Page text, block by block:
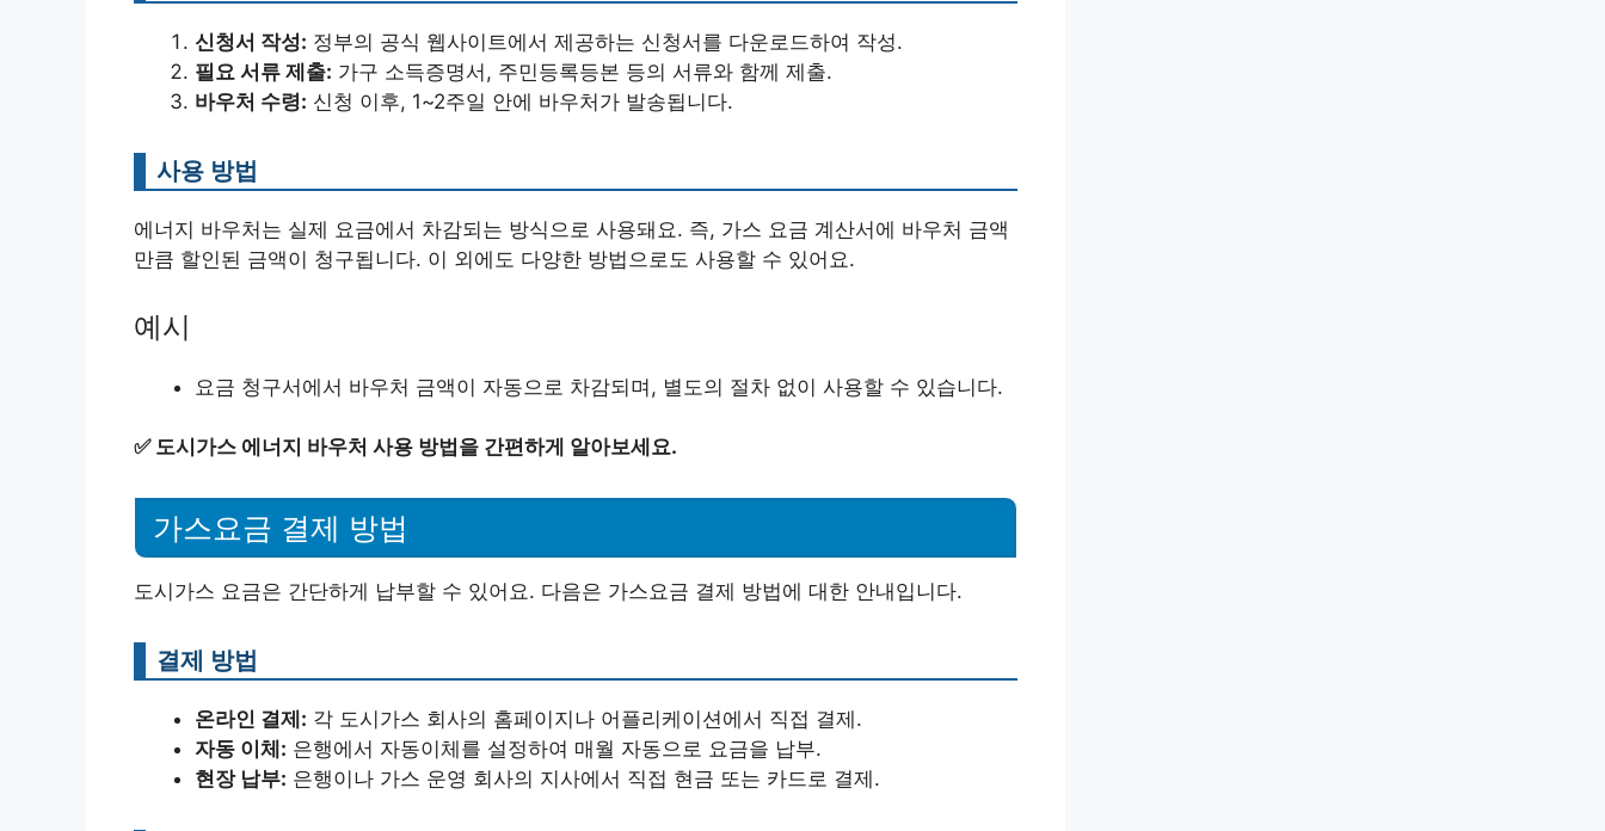
신청서 작성: 정부의 공식 웹사이트에서 제공하는 신청서를 다운로드하여 작성.
필요 서류 제출: 가구 소득증명서, 주민등록등본 등의 서류와 함께 제출.
바우처 수령: 신청 이후, 1~2주일 안에 바우처가 발송됩니다.
사용 방법
에너지 바우처는 실제 요금에서 차감되는 방식으로 사용돼요. 즉, 가스 요금 계산서에 바우처 금액
만큼 할인된 금액이 청구됩니다. 이 외에도 다양한 방법으로도 사용할 수 있어요.
예시
요금 청구서에서 바우처 금액이 자동으로 차감되며, 별도의 절차 없이 사용할 수 있습니다.
✅ 도시가스 에너지 바우처 사용 방법을 간편하게 알아보세요.
가스요금 결제 방법
도시가스 요금은 간단하게 납부할 수 있어요. 다음은 가스요금 결제 방법에 대한 안내입니다.
결제 방법
온라인 결제: 각 도시가스 회사의 홈페이지나 어플리케이션에서 직접 결제.
자동 이체: 은행에서 자동이체를 설정하여 매월 자동으로 요금을 납부.
현장 납부: 은행이나 가스 운영 회사의 지사에서 직접 현금 또는 카드로 결제.